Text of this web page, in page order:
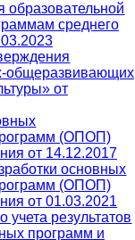
образовательной
среднего
общеразвивающих
от
(ОПОП)
от 14.12.2017
основных
(ОПОП)
от 01.03.2021
результатов
программ и